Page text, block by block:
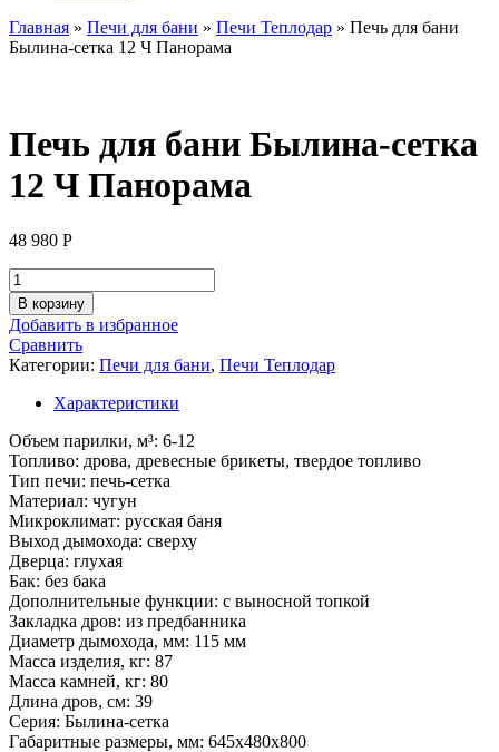
Главная » Печи для бани » Печи Теплодар » Печь для бани
Былина-сетка 12 Ч Панорама
Печь для бани Былина-сетка
12 Ч Панорама
48 980 Р
Количество
товара
Печь
для
бани
Былина-
сетка
Ч
Панорама
В корзину
Добавить в избранное
Сравнить
Категории: Печи для бани, Печи Теплодар
Характеристики
Объем парилки, м³: 6-12
Топливо: дрова, древесные брикеты, твердое топливо
Тип печи: печь-сетка
Материал: чугун
Микроклимат: русская баня
Выход дымохода: сверху
Дверца: глухая
Бак: без бака
Дополнительные функции: с выносной топкой
Закладка дров: из предбанника
Диаметр дымохода, мм: 115 мм
Масса изделия, кг: 87
Масса камней, кг: 80
Длина дров, см: 39
Серия: Былина-сетка
Габаритные размеры, мм: 645x480x800